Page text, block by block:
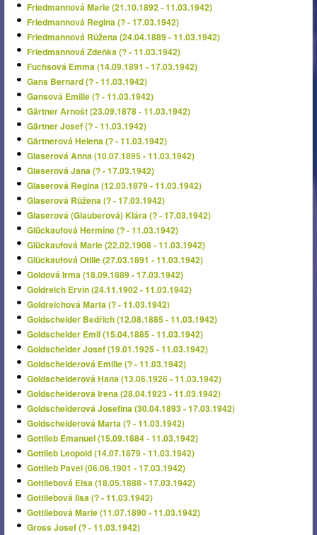
Friedmannová Marie (21.10.1892 - 11.03.1942)
Friedmannová Regina (? - 17.03.1942)
Friedmannová Růžena (24.04.1889 - 11.03.1942)
Friedmannová Zdeňka (? - 11.03.1942)
Fuchsová Emma (14.09.1891 - 17.03.1942)
Gans Bernard (? - 11.03.1942)
Gansová Emilie (? - 11.03.1942)
Gärtner Arnošt (23.09.1878 - 11.03.1942)
Gärtner Josef (? - 11.03.1942)
Gärtnerová Helena (? - 11.03.1942)
Glaserová Anna (10.07.1895 - 11.03.1942)
Glaserová Jana (? - 17.03.1942)
Glaserová Regina (12.03.1879 - 11.03.1942)
Glaserová Růžena (? - 17.03.1942)
Glaserová (Glauberová) Klára (? - 17.03.1942)
Glückaufová Hermíne (? - 11.03.1942)
Glückaufová Marie (22.02.1908 - 11.03.1942)
Glückaufová Otilie (27.03.1891 - 11.03.1942)
Goldová Irma (18.09.1889 - 17.03.1942)
Goldreich Ervín (24.11.1902 - 11.03.1942)
Goldreichová Marta (? - 11.03.1942)
Goldscheider Bedřich (12.08.1885 - 11.03.1942)
Goldscheider Emil (15.04.1885 - 11.03.1942)
Goldscheider Josef (19.01.1925 - 11.03.1942)
Goldscheiderová Emilie (? - 11.03.1942)
Goldscheiderová Hana (13.06.1926 - 11.03.1942)
Goldscheiderová Irena (28.04.1923 - 11.03.1942)
Goldscheiderová Josefina (30.04.1893 - 17.03.1942)
Goldscheiderová Marta (? - 11.03.1942)
Gottlieb Emanuel (15.09.1884 - 11.03.1942)
Gottlieb Leopold (14.07.1879 - 11.03.1942)
Gottlieb Pavel (06.06.1901 - 17.03.1942)
Gottliebová Elsa (18.05.1888 - 17.03.1942)
Gottliebová Ilsa (? - 11.03.1942)
Gottliebová Marie (11.07.1890 - 11.03.1942)
Gross Josef (? - 11.03.1942)